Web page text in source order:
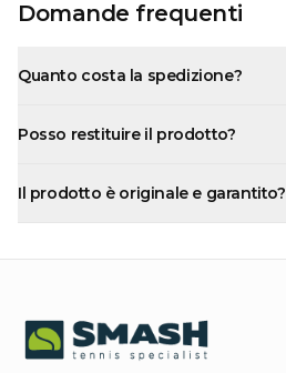
Domande frequenti
Quanto costa la spedizione?
Posso restituire il prodotto?
Il prodotto è originale e garantito?